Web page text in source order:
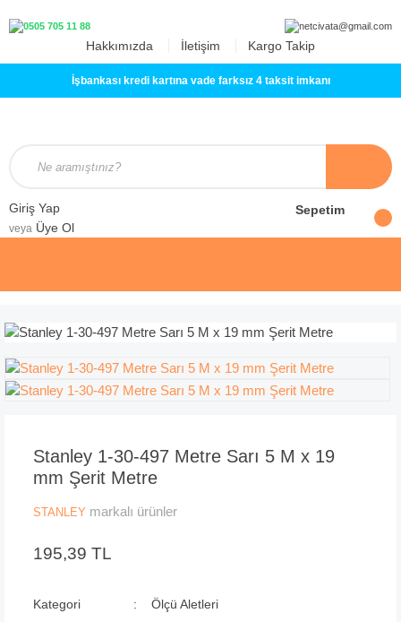
Hakkımızda İletişim Kargo Takip
İşbankası kredi kartına vade farksız 4 taksit imkanı
Giriş Yap
veya Üye Ol
Sepetim
Stanley 1-30-497 Metre Sarı 5 M x 19
mm Şerit Metre
STANLEY markalı ürünler
195,39 TL
Kategori
Ölçü Aletleri